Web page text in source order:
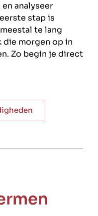
analyseer
stap is
te lang
die morgen op in
Zo begin je direct